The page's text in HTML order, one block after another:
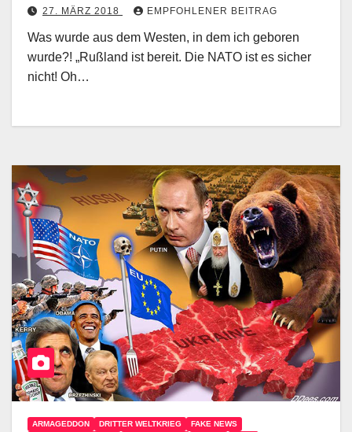
27. MÄRZ 2018 EMPFOHLENER BEITRAG
Was wurde aus dem Westen, in dem ich geboren
wurde?! „Rußland ist bereit. Die NATO ist es sicher
nicht! Oh…
ARMAGEDDON DRITTER WELTKRIEG
FAKE NEWS